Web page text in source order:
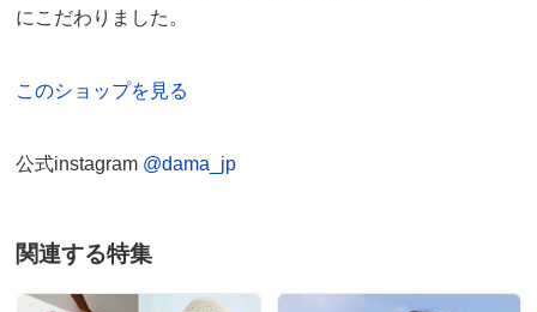
にこだわりました。
このショップを見る
公式instagram @dama_jp
関連する特集